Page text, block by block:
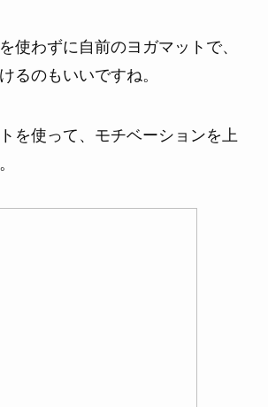
使わずに自前のヨガマットで、
るのもいいですね。
を使って、モチベーションを上